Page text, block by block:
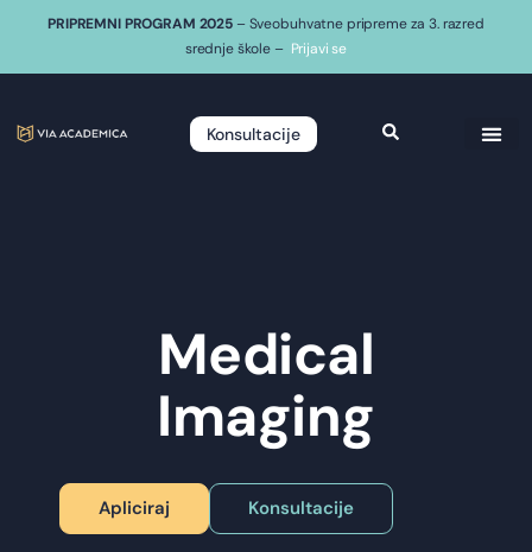
PRIPREMNI PROGRAM 2025 – Sveobuhvatne pripreme za 3. razred
srednje škole – Prijavi se
Konsultacije
Medical
Imaging
Apliciraj Konsultacije